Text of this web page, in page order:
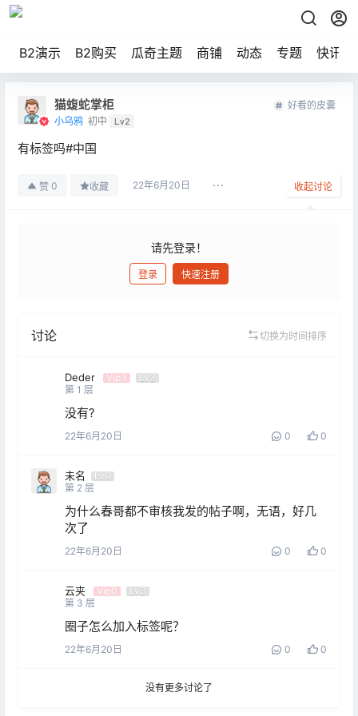
B2演示 B2购买 瓜奇主题 商铺 动态 专题 快讯
猫蝮蛇掌柜
小乌鸦 初中 Lv2
好看的皮囊
有标签吗#中国
赞 0 收藏 22年6月20日 收起讨论
请先登录！
登录 快速注册
讨论 切换为时间排序
Deder Vip3
Lv3
第 1 层
没有?
22年6月20日 0 0
未名
Lv0
第 2 层
为什么春哥都不审核我发的帖子啊，无语，好几
次了
22年6月20日 0 0
云夹 Vip0
Lv3
第 3 层
圈子怎么加入标签呢？
22年6月20日 0 0
没有更多讨论了